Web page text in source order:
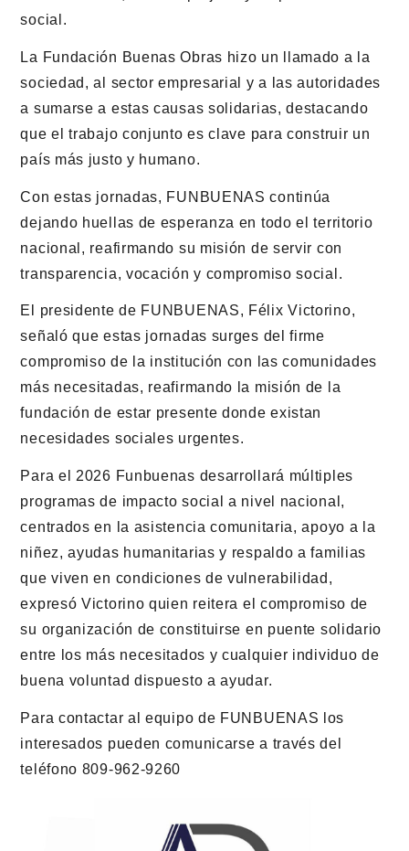
social.
La Fundación Buenas Obras hizo un llamado a la
sociedad, al sector empresarial y a las autoridades
a sumarse a estas causas solidarias, destacando
que el trabajo conjunto es clave para construir un
país más justo y humano.
Con estas jornadas, FUNBUENAS continúa
dejando huellas de esperanza en todo el territorio
nacional, reafirmando su misión de servir con
transparencia, vocación y compromiso social.
El presidente de FUNBUENAS, Félix Victorino,
señaló que estas jornadas surges del firme
compromiso de la institución con las comunidades
más necesitadas, reafirmando la misión de la
fundación de estar presente donde existan
necesidades sociales urgentes.
Para el 2026 Funbuenas desarrollará múltiples
programas de impacto social a nivel nacional,
centrados en la asistencia comunitaria, apoyo a la
niñez, ayudas humanitarias y respaldo a familias
que viven en condiciones de vulnerabilidad,
expresó Victorino quien reitera el compromiso de
su organización de constituirse en puente solidario
entre los más necesitados y cualquier individuo de
buena voluntad dispuesto a ayudar.
Para contactar al equipo de FUNBUENAS los
interesados pueden comunicarse a través del
teléfono 809-962-9260